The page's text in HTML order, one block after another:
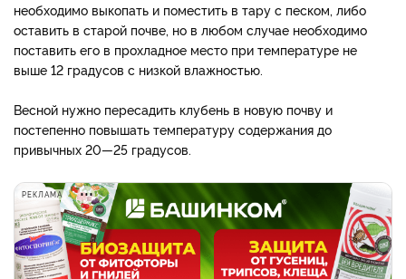
необходимо выкопать и поместить в тару с песком, либо
оставить в старой почве, но в любом случае необходимо
поставить его в прохладное место при температуре не
выше 12 градусов с низкой влажностью.
Весной нужно пересадить клубень в новую почву и
постепенно повышать температуру содержания до
привычных 20—25 градусов.
РЕКЛАМА